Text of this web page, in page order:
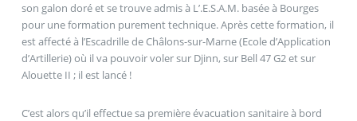
son galon doré et se trouve admis à L’.E.S.A.M. basée à Bourges
pour une formation purement technique. Après cette formation, il
est affecté à l’Escadrille de Châlons-sur-Marne (Ecole d’Application
d’Artillerie) où il va pouvoir voler sur Djinn, sur Bell 47 G2 et sur
Alouette II ; il est lancé !
C’est alors qu’il effectue sa première évacuation sanitaire à bord